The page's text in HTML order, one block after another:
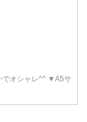
ャレ^^ ▼A5サ